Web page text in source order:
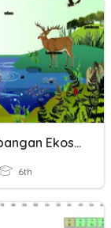
Keseimbangan Ekosistem
6th